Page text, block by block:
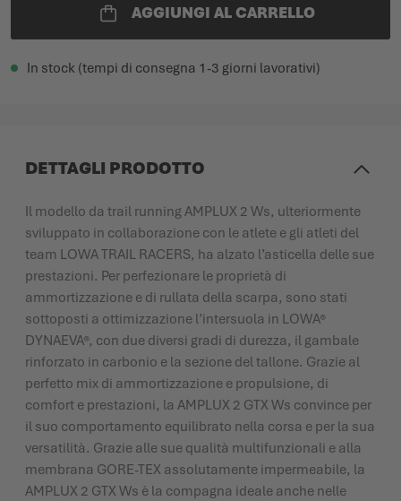
AGGIUNGI AL CARRELLO
In stock (tempi di consegna 1-3 giorni lavorativi)
DETTAGLI PRODOTTO
Il modello da trail running AMPLUX 2 Ws, ulteriormente
sviluppato in collaborazione con le atlete e gli atleti del
team LOWA TRAIL RACERS, ha alzato l’asticella delle sue
prestazioni. Per perfezionare le proprietà di
ammortizzazione e di rullata della scarpa, sono stati
sottoposti a ottimizzazione l’intersuola in LOWA®
DYNAEVA®, con due diversi gradi di durezza, il gambale
rinforzato in carbonio e la sezione del tallone. Grazie al
perfetto mix di ammortizzazione e propulsione, di
comfort e prestazioni, la AMPLUX 2 GTX Ws convince per
il suo comportamento equilibrato nella corsa e per la sua
versatilità. Grazie alle sue qualità multifunzionali e alla
membrana GORE-TEX assolutamente impermeabile, la
AMPLUX 2 GTX Ws è la compagna ideale anche nelle